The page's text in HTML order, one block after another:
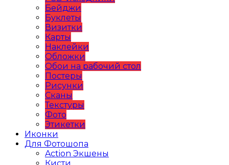
Бейджи
Буклеты
Визитки
Карты
Наклейки
Обложки
Обои на рабочий стол
Постеры
Рисунки
Сканы
Текстуры
Фото
Этикетки
Иконки
Для Фотошопа
Action Экшены